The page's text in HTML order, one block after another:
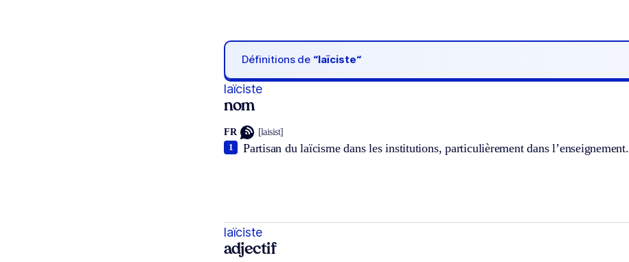
Définitions de “laïciste“
laïciste
nom
FR [laisist]
Partisan du laïcisme dans les institutions, particulièrement dans l’enseignement.
1
laïciste
adjectif